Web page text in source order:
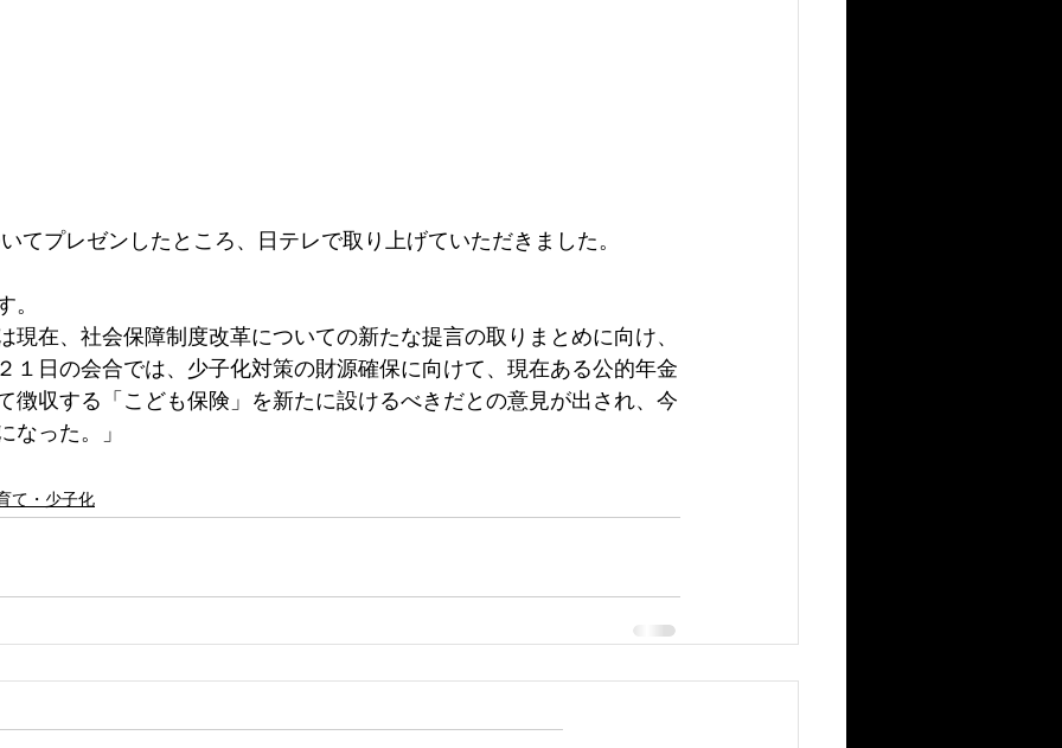
てプレゼンしたところ、日テレで取り上げていただきました。
。
現在、社会保障制度改革についての新たな提言の取りまとめに向け、
１日の会合では、少子化対策の財源確保に向けて、現在ある公的年金
徴収する「こども保険」を新たに設けるべきだとの意見が出され、今
なった。」
て・少子化